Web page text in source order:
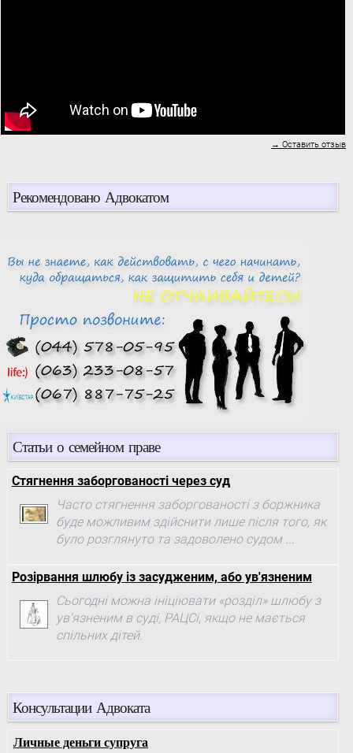
→ Оставить отзыв
Рекомендовано Адвокатом
Статьи о семейном праве
Стягнення заборгованості через суд
Часто стягнення заборгованості з боржника
буде можливим здійснити лише після того, як
було розглянуто та задоволено судом ...
Розірвання шлюбу із засудженим, або ув'язненим
Сьогодні можна ініціювати «розділ» шлюбу з
ув'язненим в суді, РАЦСі, якщо не мається
спільних дітей.
Консультации Адвоката